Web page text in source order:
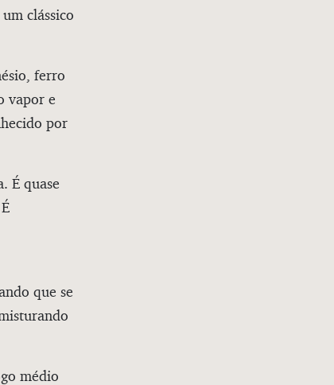
clássico
ferro
vapor e
por
É quase
que se
médio